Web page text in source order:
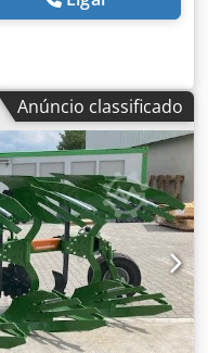
Anúncio classificado